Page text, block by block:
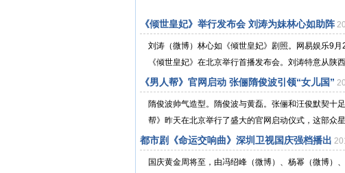
《倾世皇妃》举行发布会 刘涛为妹林心如助阵
刘涛（微博）林心如《倾世皇妃》剧照。网易娱乐9
《倾世皇妃》在北京举行首播发布会。刘涛特意从陕
《男人帮》官网启动 张俪隋俊波引领“女儿国”
隋俊波帅气造型。隋俊波与黄磊。张俪和汪俊默契十
帮》昨天在北京举行了盛大的官网启动仪式，这部众
都市剧《命运交响曲》深圳卫视国庆强档播出
国庆黄金周将至，由冯绍峰（微博）、杨幂（微博）